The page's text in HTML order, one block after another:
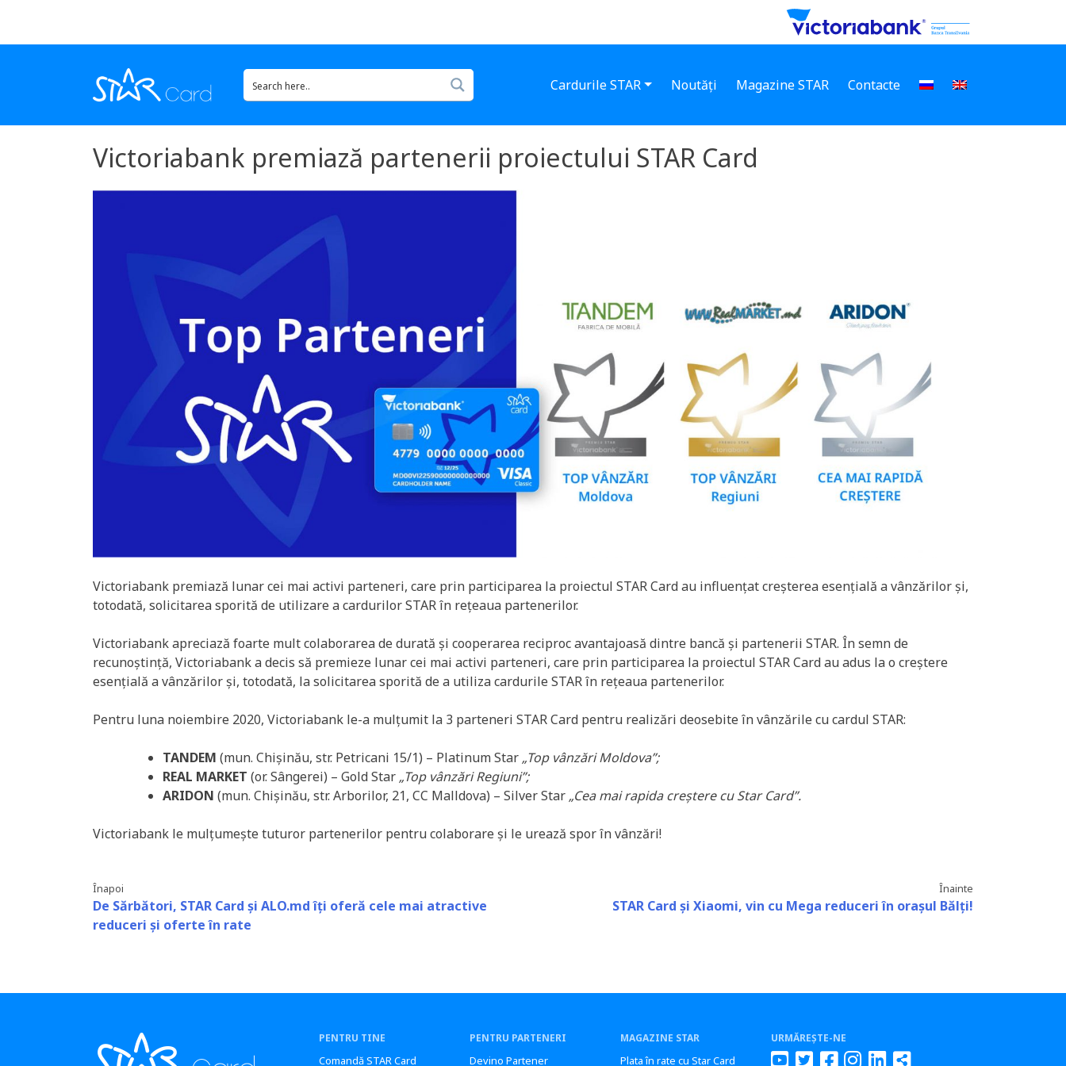
Cardurile STAR Noutăți Magazine STAR Contacte
Victoriabank premiază partenerii proiectului STAR Card
Victoriabank premiază lunar cei mai activi parteneri, care prin participarea la proiectul STAR Card au influențat creșterea esențială a vânzărilor și,
totodată, solicitarea sporită de utilizare a cardurilor STAR în rețeaua partenerilor.
Victoriabank apreciază foarte mult colaborarea de durată și cooperarea reciproc avantajoasă dintre bancă și partenerii STAR. În semn de
recunoștință, Victoriabank a decis să premieze lunar cei mai activi parteneri, care prin participarea la proiectul STAR Card au adus la o creștere
esențială a vânzărilor și, totodată, la solicitarea sporită de a utiliza cardurile STAR în rețeaua partenerilor.
Pentru luna noiembire 2020, Victoriabank le-a mulțumit la 3 parteneri STAR Card pentru realizări deosebite în vânzările cu cardul STAR:
TANDEM (mun. Chișinău, str. Petricani 15/1) – Platinum Star „Top vânzări Moldova”;
REAL MARKET (or. Sângerei) – Gold Star „Top vânzări Regiuni”;
ARIDON (mun. Chișinău, str. Arborilor, 21, CC Malldova) – Silver Star „Cea mai rapida creștere cu Star Card”.
Victoriabank le mulțumește tuturor partenerilor pentru colaborare și le urează spor în vânzări!
Înapoi
De Sărbători, STAR Card și ALO.md îți oferă cele mai atractive
reduceri și oferte în rate
Înainte
STAR Card și Xiaomi, vin cu Mega reduceri în orașul Bălți!
PENTRU TINE
Comandă STAR Card
PENTRU PARTENERI
Devino Partener
MAGAZINE STAR
Plata în rate cu Star Card
URMĂREȘTE-NE